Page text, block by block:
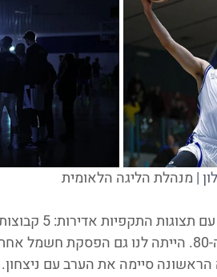
| מנהלת הליגה הלאומית
נוספות קלעו 90+ ואחת חצתה את ה-80. הייתה לנו
סיימה את הערב עם ניצחון.